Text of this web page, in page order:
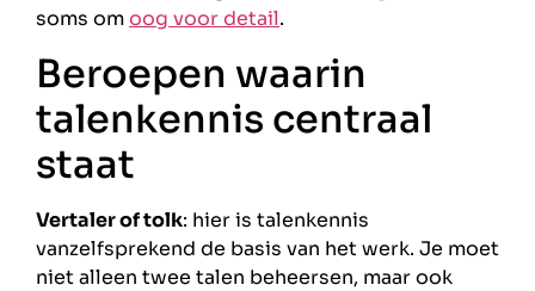
soms omoog voor detail.
Beroepen waarin
talenkennis centraal
staat
Vertaler of tolk: hier is talenkennis
vanzelfsprekend de basis van het werk. Je moet
niet alleen twee talen beheersen, maar ook